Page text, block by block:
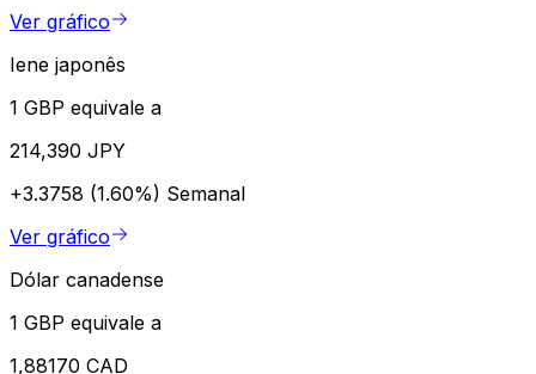
Ver gráfico
Iene japonês
1 GBP equivale a
214,390 JPY
+3.3758 (1.60%) Semanal
Ver gráfico
Dólar canadense
1 GBP equivale a
1,88170 CAD